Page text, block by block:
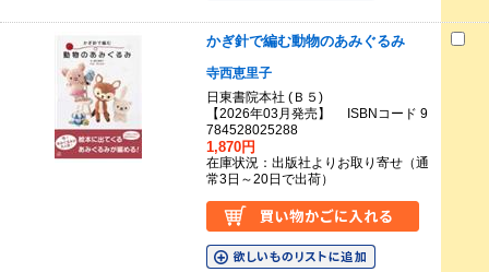
かぎ針で編む動物のあみぐるみ
寺西恵里子
日東書院本社 (Ｂ５)
【2026年03月発売】 ISBNコード 9
784528025288
1,870円
在庫状況：出版社よりお取り寄せ（通
常3日～20日で出荷）